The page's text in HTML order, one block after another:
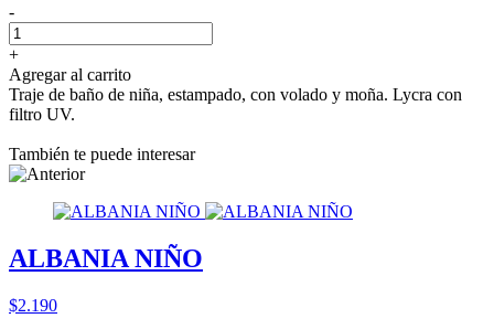
-
+
Agregar al carrito
Traje de baño de niña, estampado, con volado y moña. Lycra con
filtro UV.
También te puede interesar
ALBANIA NIÑO
$2.190